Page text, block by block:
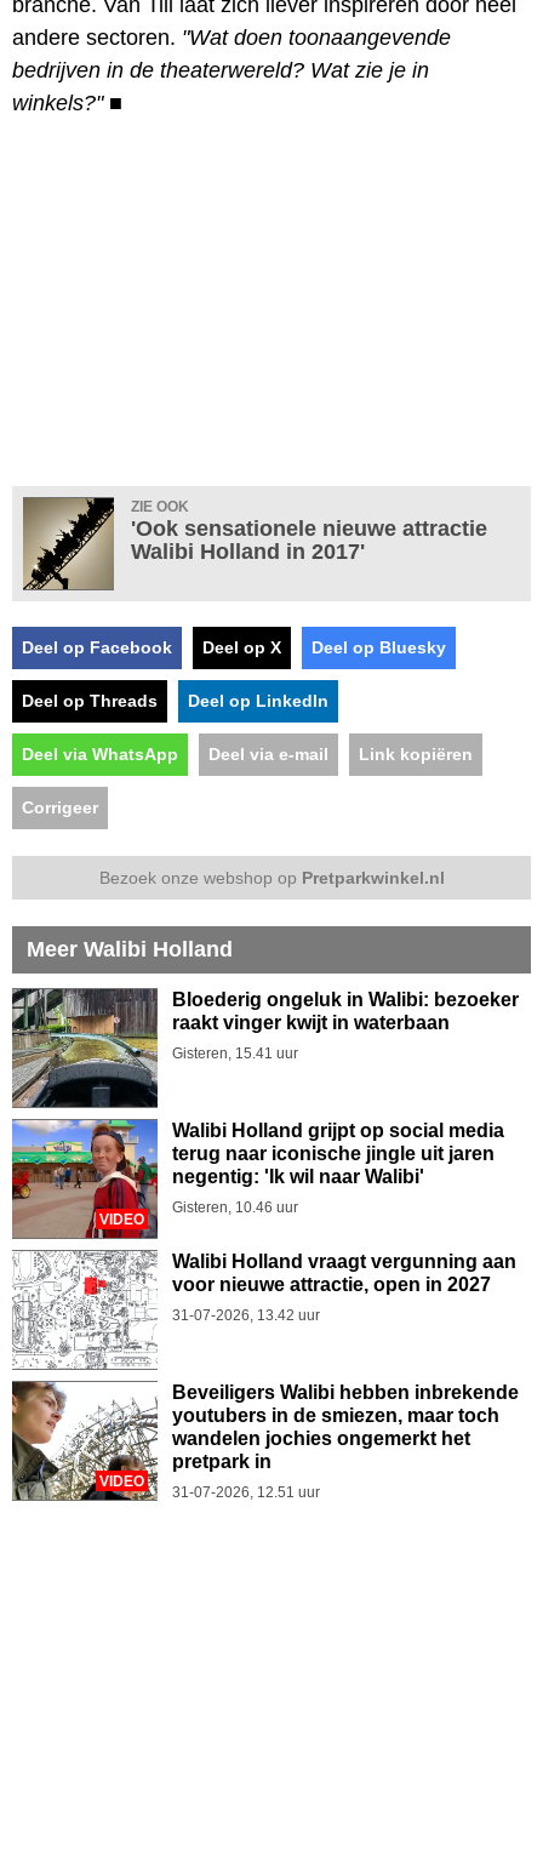
andere sectoren. "Wat doen toonaangevende
bedrijven in de theaterwereld? Wat zie je in
winkels?" ■
ZIE OOK
'Ook sensationele nieuwe attractie
Walibi Holland in 2017'
Deel op Facebook Deel op X Deel op Bluesky
Deel op Threads Deel op LinkedIn
Deel via WhatsApp Deel via e-mail Link kopiëren
Corrigeer
Bezoek onze webshop op Pretparkwinkel.nl
Meer Walibi Holland
Bloederig ongeluk in Walibi: bezoeker
raakt vinger kwijt in waterbaan
Gisteren, 15.41 uur
VIDEO
Walibi Holland grijpt op social media
terug naar iconische jingle uit jaren
negentig: 'Ik wil naar Walibi'
Gisteren, 10.46 uur
Walibi Holland vraagt vergunning aan
voor nieuwe attractie, open in 2027
31-07-2026, 13.42 uur
VIDEO
Beveiligers Walibi hebben inbrekende
youtubers in de smiezen, maar toch
wandelen jochies ongemerkt het
pretpark in
31-07-2026, 12.51 uur